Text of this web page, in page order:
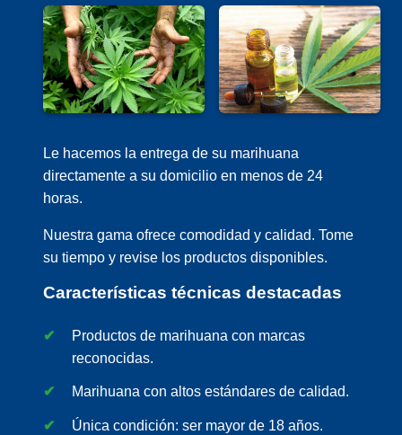
Le hacemos la entrega de su marihuana
directamente a su domicilio en menos de 24
horas.
Nuestra gama ofrece comodidad y calidad. Tome
su tiempo y revise los productos disponibles.
Características técnicas destacadas
Productos de marihuana con marcas
reconocidas.
Marihuana con altos estándares de calidad.
Única condición: ser mayor de 18 años.